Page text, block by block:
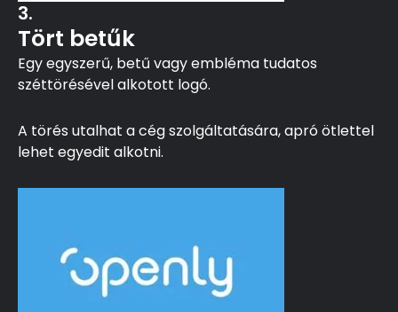
3.
Tört betűk
Egy egyszerű, betű vagy embléma tudatos
széttörésével alkotott logó.
A törés utalhat a cég szolgáltatására, apró ötlettel
lehet egyedit alkotni.